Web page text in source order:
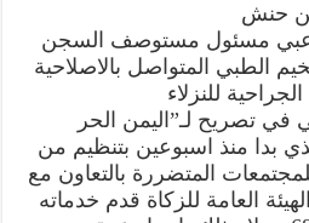
الطبي
المتواصل
بالاصلاحية
المركزية
بصنعاء
مغلقة
حنش
مسئول مستوصف السجن
الطبي المتواصل بالاصلاحية
للنزلاء
في تصريح لـ”اليمن الحر
بدا منذ اسبوعين بتنظيم من
المتضررة بالتعاون مع
العامة للزكاة قدم خدماته